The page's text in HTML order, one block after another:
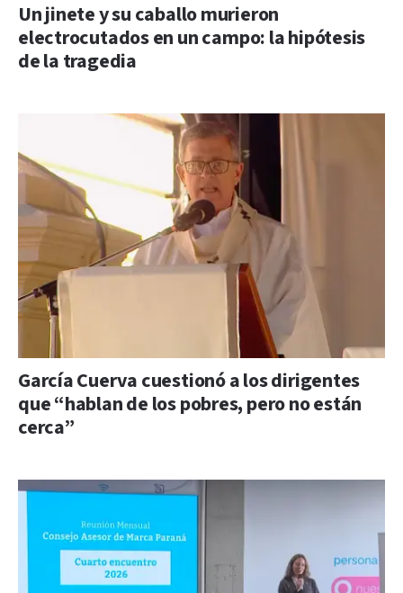
Un jinete y su caballo murieron
electrocutados en un campo: la hipótesis
de la tragedia
García Cuerva cuestionó a los dirigentes
que “hablan de los pobres, pero no están
cerca”